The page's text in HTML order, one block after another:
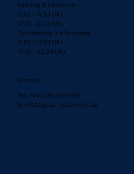
Montag & Mittwoch:
11:30 - 14:30 Uhr
17:30 - 21:30 Uhr
Donnerstag bis Sonntag:
11:30 - 14:30 Uhr
17:30 - 22:00 Uhr
Kontakt
Tel: +49 3493 9679396
kontakt@nui-restaurant.de